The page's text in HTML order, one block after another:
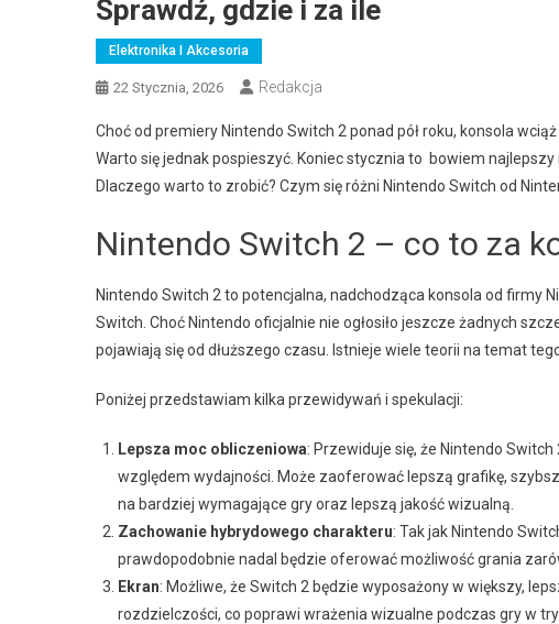
Sprawdź, gdzie i za ile
Elektronika I Akcesoria
22 Stycznia, 2026 Redakcja
Choć od premiery Nintendo Switch 2 ponad pół roku, konsola
Warto się jednak pospieszyć. Koniec stycznia to bowiem
Dlaczego warto to zrobić? Czym się różni Nintendo Switch od
Nintendo Switch 2 – co to za
Nintendo Switch 2 to potencjalna, nadchodząca konsola od firmy
Switch. Choć Nintendo oficjalnie nie ogłosiło jeszcze żadnych
pojawiają się od dłuższego czasu. Istnieje wiele teorii na temat
Poniżej przedstawiam kilka przewidywań i spekulacji:
Lepsza moc obliczeniowa: Przewiduje się, że Nintendo
względem wydajności. Może zaoferować lepszą grafikę,
na bardziej wymagające gry oraz lepszą jakość wizualną.
Zachowanie hybrydowego charakteru: Tak jak Nintendo
prawdopodobnie nadal będzie oferować możliwość grania
Ekran: Możliwe, że Switch 2 będzie wyposażony w większy,
rozdzielczości, co poprawi wrażenia wizualne podczas gry w